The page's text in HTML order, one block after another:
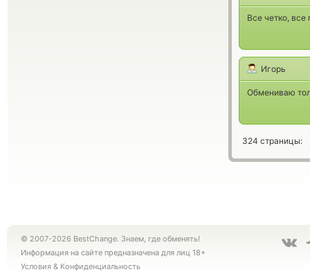
Все четко,
Игорь
Обмениваю
324 страницы:
© 2007-2026 BestChange. Знаем, где обменять!
Информация на сайте предназначена для лиц 18+
Условия & Конфиденциальность